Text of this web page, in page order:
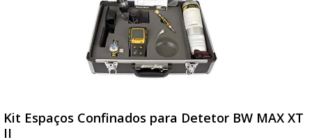
Kit Espaços Confinados para Detetor BW MAX XT
II